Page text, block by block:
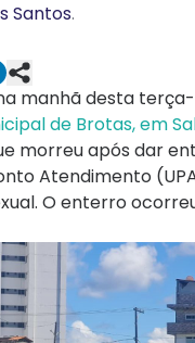
Santos.
manhã desta
de Brotas, em
morreu após dar
Atendimento
O enterro